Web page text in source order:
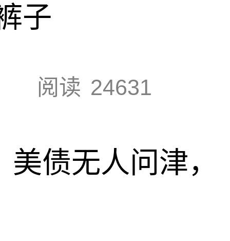
子
阅读 24631
债无人问津，